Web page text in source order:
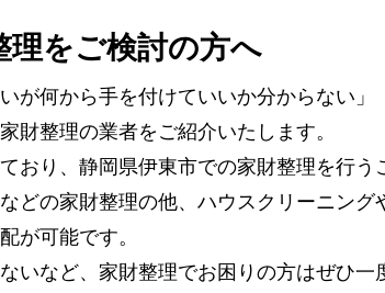
理をご検討の方へ
が何から手を付けていいか分からない」
財整理の業者をご紹介いたします。
おり、静岡県伊東市での家財整理を行う
どの家財整理の他、ハウスクリーニング
が可能です。
いなど、家財整理でお困りの方はぜひ一